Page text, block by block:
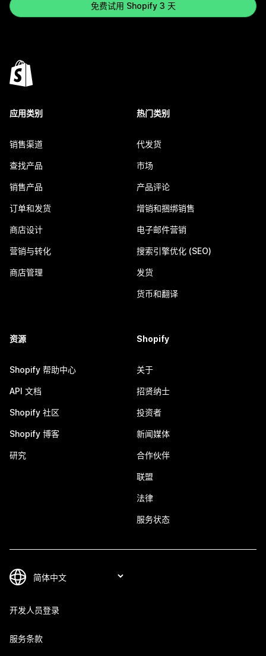
免费试用 Shopify 3 天
应用类别
销售渠道
查找产品
销售产品
订单和发货
商店设计
营销与转化
商店管理
热门类别
代发货
市场
产品评论
增销和捆绑销售
电子邮件营销
搜索引擎优化 (SEO)
发货
货币和翻译
资源
Shopify 帮助中心
API 文档
Shopify 社区
Shopify 博客
研究
Shopify
关于
招贤纳士
投资者
新闻媒体
合作伙伴
联盟
法律
服务状态
开发人员登录
服务条款